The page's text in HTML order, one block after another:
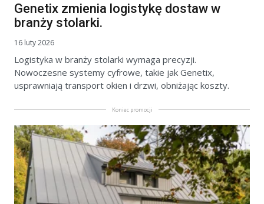
Genetix zmienia logistykę dostaw w
branży stolarki.
16 luty 2026
Logistyka w branży stolarki wymaga precyzji.
Nowoczesne systemy cyfrowe, takie jak Genetix,
usprawniają transport okien i drzwi, obniżając koszty.
Koniec promocji